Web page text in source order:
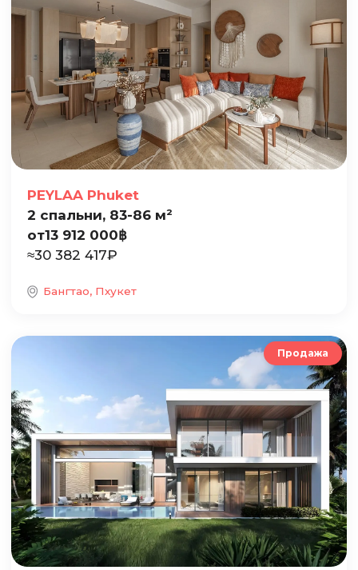
PEYLAA Phuket
2 спальни, 83-86 м²
от13 912 000฿
≈30 382 417₽
Бангтао, Пхукет
Продажа